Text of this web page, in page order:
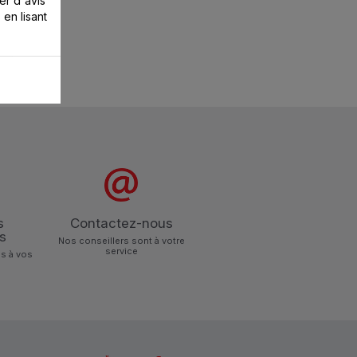
à vos
Contactez-nous
Nos conseillers sont à votre
service
en lisant